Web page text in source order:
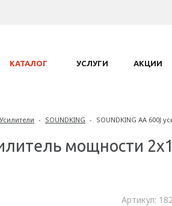
КАТАЛОГ УСЛУГИ АКЦИИ
Усилители - SOUNDKING - SOUNDKING AA 600J
мощности
Артикул: